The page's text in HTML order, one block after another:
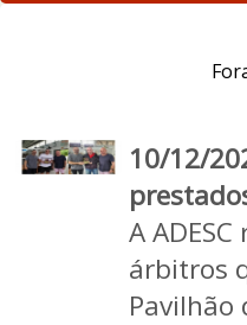
10/12/
A
árbitros
Pavilhão